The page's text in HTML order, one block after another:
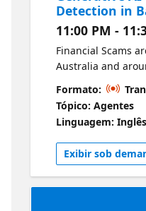
Detection in
11:00 PM -
Financial Scams
Australia and
how Generative
scams and
through the scams
Formato:
Tópico: Agentes
Linguagem: Inglês
Exibir sob